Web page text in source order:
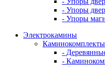
- Упоры
- Упоры
Электрокамины
Каминокомплекты
-
-